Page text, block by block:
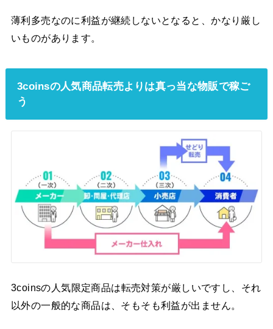
薄利多売なのに利益が継続しないとなると、かなり厳し
いものがあります。
3coinsの人気商品転売よりは真っ当な物販で稼ご
う
3coinsの人気限定商品は転売対策が厳しいですし、それ
以外の一般的な商品は、そもそも利益が出ません。